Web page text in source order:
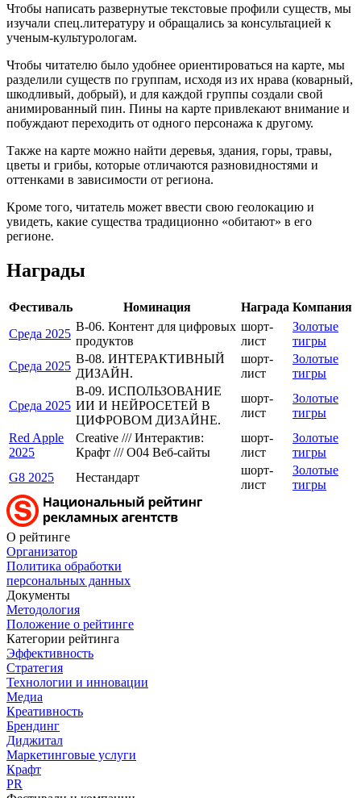
Чтобы написать развернутые текстовые профили существ, мы
изучали спец.литературу и обращались за консультацией к
ученым-культурологам.
Чтобы читателю было удобнее ориентироваться на карте, мы
разделили существ по группам, исходя из их нрава (коварный,
шкодливый, добрый), и для каждой группы создали свой
анимированный пин. Пины на карте привлекают внимание и
побуждают переходить от одного персонажа к другому.
Также на карте можно найти деревья, здания, горы, травы,
цветы и грибы, которые отличаются разновидностями и
оттенками в зависимости от региона.
Кроме того, читатель может ввести свою геолокацию и
увидеть, какие существа традиционно «обитают» в его
регионе.
Награды
Фестиваль Номинация Награда Компания
Среда 2025
В-06. Контент для цифровых
продуктов
шорт-
лист
Золотые
тигры
Среда 2025
В-08. ИНТЕРАКТИВНЫЙ
ДИЗАЙН.
шорт-
лист
Золотые
тигры
Среда 2025
В-09. ИСПОЛЬЗОВАНИЕ
ИИ И НЕЙРОСЕТЕЙ В
ЦИФРОВОМ ДИЗАЙНЕ.
шорт-
лист
Золотые
тигры
Red Apple
2025
Creative /// Интерактив:
Крафт /// O04 Веб-сайты
шорт-
лист
Золотые
тигры
G8 2025
Нестандарт
шорт-
лист
Золотые
тигры
О рейтинге
Организатор
Политика обработки
персональных данных
Документы
Методология
Положение о рейтинге
Категории рейтинга
Эффективность
Стратегия
Технологии и инновации
Медиа
Креативность
Брендинг
Диджитал
Маркетинговые услуги
Крафт
PR